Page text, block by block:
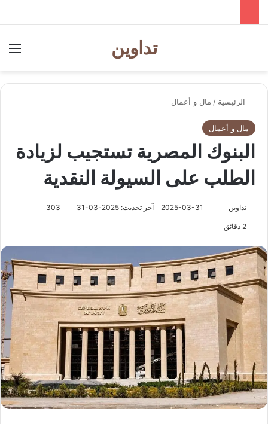
تداوين
الرئيسية / مال و أعمال
مال و أعمال
البنوك المصرية تستجيب لزيادة
الطلب على السيولة النقدية
تداوين 2025-03-31 آخر تحديث: 2025-03-31 303